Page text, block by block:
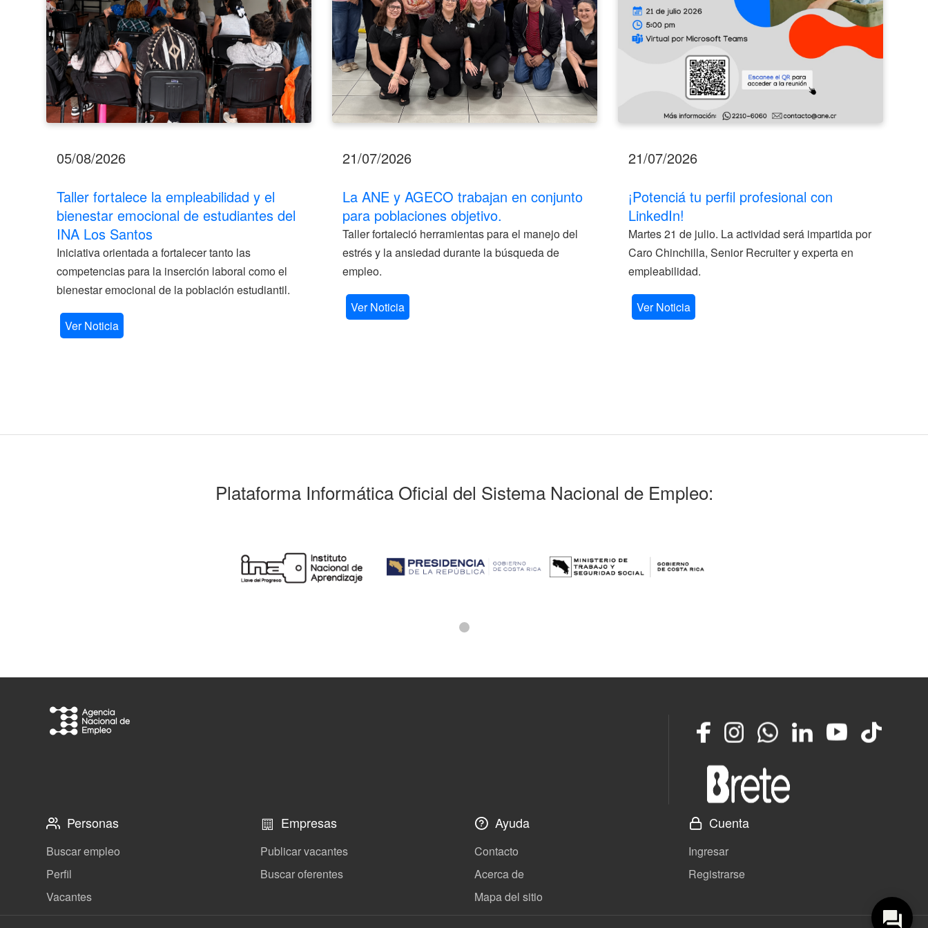
estudiantes
del
INA
Los
Santos
05/08/2026
Taller fortalece la empleabilidad y el
bienestar emocional de estudiantes del
INA Los Santos
Iniciativa orientada a fortalecer tanto las
competencias para la inserción laboral como el
bienestar emocional de la población estudiantil.
Ver Noticia
objetivo.
21/07/2026
La ANE y AGECO trabajan en conjunto
para poblaciones objetivo.
Taller fortaleció herramientas para el manejo del
estrés y la ansiedad durante la búsqueda de
empleo.
Ver Noticia
21/07/2026
¡Potenciá tu perfil profesional con
LinkedIn!
Martes 21 de julio. La actividad será impartida por
Caro Chinchilla, Senior Recruiter y experta en
empleabilidad.
Ver Noticia
Plataforma Informática Oficial del Sistema Nacional de Empleo:
FacebookInstagramWhatsappLinkedInYouTube
TikTok
Personas
Buscar empleo
Perfil
Vacantes
Empresas
Publicar vacantes
Buscar oferentes
Ayuda
Contacto
Acerca de
Mapa del sitio
Cuenta
Ingresar
Registrarse